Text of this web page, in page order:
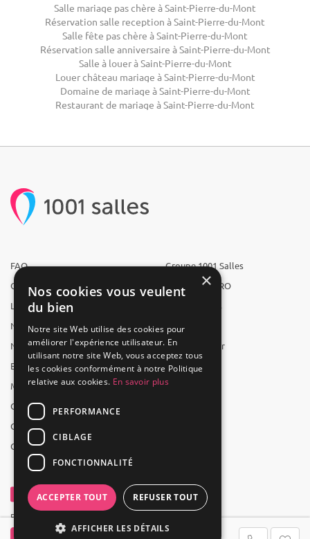
Salle mariage pas chère à Saint-Pierre-du-Mont
Réservation salle reception à Saint-Pierre-du-Mont
Salle fête pas chère à Saint-Pierre-du-Mont
Réservation salle anniversaire à Saint-Pierre-du-Mont
Salle à louer à Saint-Pierre-du-Mont
Louer château mariage à Saint-Pierre-du-Mont
Domaine de mariage à Saint-Pierre-du-Mont
Restaurant de mariage à Saint-Pierre-du-Mont
FAQ
Qui sommes-nous ?
L'équipe
Nous recrutons
Nos partenaires
Espace presse
Mentions légales
CGV
CGU
Contact
Groupe 1001 Salles
1001 Salles PRO
1001 Traiteurs
1001 Artistes
Reserverunbar
MP2
Powered by Groupe 1001Salles
×
Nos cookies vous veulent
du bien
Notre site Web utilise des cookies pour
améliorer l'expérience utilisateur. En
utilisant notre site Web, vous acceptez tous
les cookies conformément à notre Politique
relative aux cookies. En savoir plus
PERFORMANCE
CIBLAGE
FONCTIONNALITÉ
ACCEPTER TOUT REFUSER TOUT
AFFICHER LES DÉTAILS